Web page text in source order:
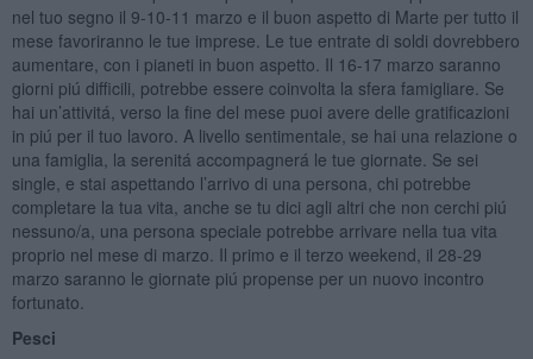
nel tuo segno il 9-10-11 marzo e il buon aspetto di Marte per tutto il
mese favoriranno le tue imprese. Le tue entrate di soldi dovrebbero
aumentare, con i pianeti in buon aspetto. Il 16-17 marzo saranno
giorni piú difficili, potrebbe essere coinvolta la sfera famigliare. Se
hai un’attivitá, verso la fine del mese puoi avere delle gratificazioni
in piú per il tuo lavoro. A livello sentimentale, se hai una relazione o
una famiglia, la serenitá accompagnerá le tue giornate. Se sei
single, e stai aspettando l’arrivo di una persona, chi potrebbe
completare la tua vita, anche se tu dici agli altri che non cerchi piú
nessuno/a, una persona speciale potrebbe arrivare nella tua vita
proprio nel mese di marzo. Il primo e il terzo weekend, il 28-29
marzo saranno le giornate piú propense per un nuovo incontro
fortunato.
Pesci